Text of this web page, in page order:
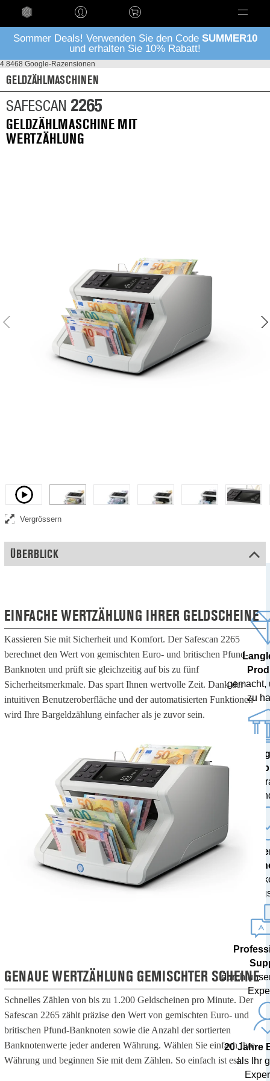
Sommer Deals! Verwenden Sie den Code SUMMER10
und erhalten Sie 10% Rabatt!
4.8468 Google-Razensionen
GELDZÄHLMASCHINEN
SAFESCAN 2265
GELDZÄHLMASCHINE MIT
WERTZÄHLUNG
Banknotenzähler, der den Wert von gemischten Euro- und britischen
Pfund-Banknoten zählt
Vergrössern
ÜBERBLICK
EINFACHE WERTZÄHLUNG IHRER GELDSCHEINE
Kassieren Sie mit Sicherheit und Komfort. Der Safescan 2265
berechnet den Wert von gemischten Euro- und britischen Pfund-
Banknoten und prüft sie gleichzeitig auf bis zu fünf
Sicherheitsmerkmale. Das spart Ihnen wertvolle Zeit. Dank der
intuitiven Benutzeroberfläche und der automatisierten Funktionen
wird Ihre Bargeldzählung einfacher als je zuvor sein.
GENAUE WERTZÄHLUNG GEMISCHTER SCHEINE
Schnelles Zählen von bis zu 1.200 Geldscheinen pro Minute. Der
Safescan 2265 zählt präzise den Wert von gemischten Euro- und
britischen Pfund-Banknoten sowie die Anzahl der sortierten
Banknotenwerte jeder anderen Währung. Wählen Sie einfach Ihre
Währung und beginnen Sie mit dem Zählen. So einfach ist es!
gemacht,
zu
100%
von
getestet
inklusive
durch
20 Jahre
als Ihr